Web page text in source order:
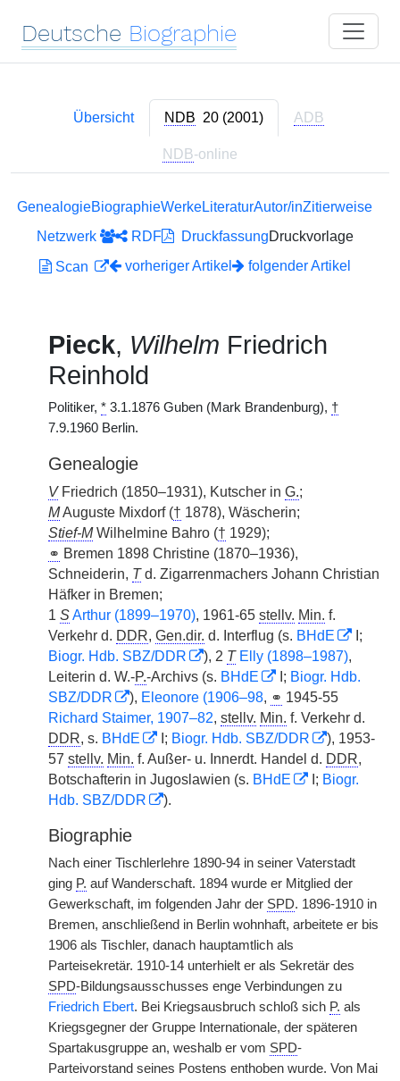
Deutsche Biographie
Übersicht NDB 20 (2001) ADB
NDB-online
GenealogieBiographieWerkeLiteraturAutor/inZitierweise
Netzwerk
RDF DruckfassungDruckvorlage
Scan
vorheriger Artikel folgender Artikel
Pieck, Wilhelm Friedrich
Reinhold
Politiker, * 3.1.1876 Guben (Mark Brandenburg), †
7.9.1960 Berlin.
Genealogie
VFriedrich (1850–1931), Kutscher in G.;
MAuguste Mixdorf († 1878), Wäscherin;
Stief-MWilhelmine Bahro († 1929);
⚭ Bremen 1898 Christine (1870–1936),
Schneiderin, Td. Zigarrenmachers Johann Christian
Häfker in Bremen;
1 SArthur (1899–1970), 1961-65 stellv. Min. f.
Verkehr d. DDR, Gen.dir. d. Interflug (s. BHdE
I;
Biogr. Hdb. SBZ/DDR
), 2 T Elly (1898–1987),
Leiterin d. W.-P.-Archivs (s. BHdE I; Biogr. Hdb.
SBZ/DDR
), Eleonore (1906–98, ⚭ 1945-55
Richard Staimer, 1907–82, stellv. Min. f. Verkehr d.
DDR, s. BHdE I; Biogr. Hdb. SBZ/DDR
), 1953-
57 stellv. Min. f. Außer- u. Innerdt. Handel d. DDR,
Botschafterin in Jugoslawien (s. BHdE I; Biogr.
Hdb. SBZ/DDR
).
Biographie
Nach einer Tischlerlehre 1890-94 in seiner Vaterstadt
ging P. auf Wanderschaft. 1894 wurde er Mitglied der
Gewerkschaft, im folgenden Jahr der SPD. 1896-1910 in
Bremen, anschließend in Berlin wohnhaft, arbeitete er bis
1906 als Tischler, danach hauptamtlich als
Parteisekretär. 1910-14 unterhielt er als Sekretär des
SPD-Bildungsausschusses enge Verbindungen zu
Friedrich Ebert. Bei Kriegsausbruch schloß sich P. als
Kriegsgegner der Gruppe Internationale, der späteren
Spartakusgruppe an, weshalb er vom SPD-
Parteivorstand seines Postens enthoben wurde. Von Mai